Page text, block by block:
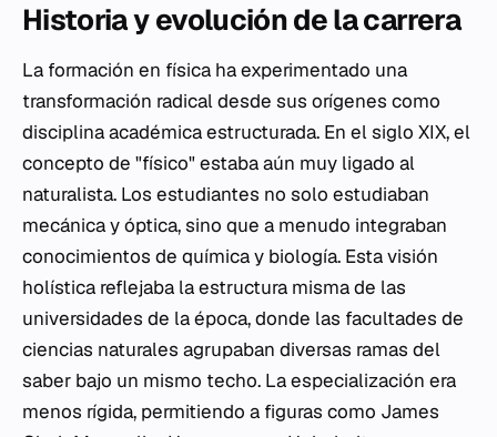
Historia y evolución de la carrera
La formación en física ha experimentado una
transformación radical desde sus orígenes como
disciplina académica estructurada. En el siglo XIX, el
concepto de "físico" estaba aún muy ligado al
naturalista. Los estudiantes no solo estudiaban
mecánica y óptica, sino que a menudo integraban
conocimientos de química y biología. Esta visión
holística reflejaba la estructura misma de las
universidades de la época, donde las facultades de
ciencias naturales agrupaban diversas ramas del
saber bajo un mismo techo. La especialización era
menos rígida, permitiendo a figuras como James